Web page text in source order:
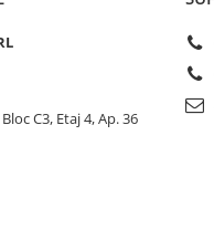
C3, Etaj 4, Ap. 36